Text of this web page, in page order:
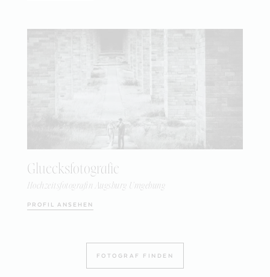
Gluecksfotografie
Hochzeitsfotografin Augsburg Umgebung
PROFIL ANSEHEN
FOTOGRAF FINDEN